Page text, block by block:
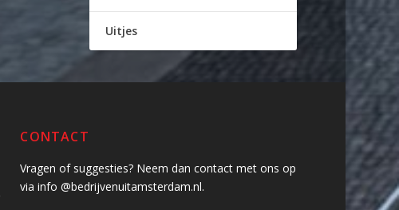
Uitjes
CONTACT
Vragen of suggesties? Neem dan contact met ons op
via info @bedrijvenuitamsterdam.nl.